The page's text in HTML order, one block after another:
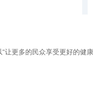
“让更多的民众享受更好的健